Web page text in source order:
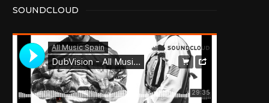
SOUNDCLOUD